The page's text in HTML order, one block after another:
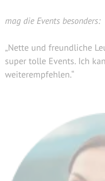
mag die Events besonders:
„Nette und freundliche
super tolle Events. Ich
weiterempfehlen.“